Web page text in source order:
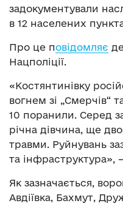
задокументували
в 12 населених
Про це повідомляє
Нацполіції.
«Костянтинівку
вогнем зі „Смерчів“
10 поранили. Серед
річна дівчина, ще
травми. Руйнувань
та інфраструктура»,
Як зазначається,
Авдіївка, Бахмут,